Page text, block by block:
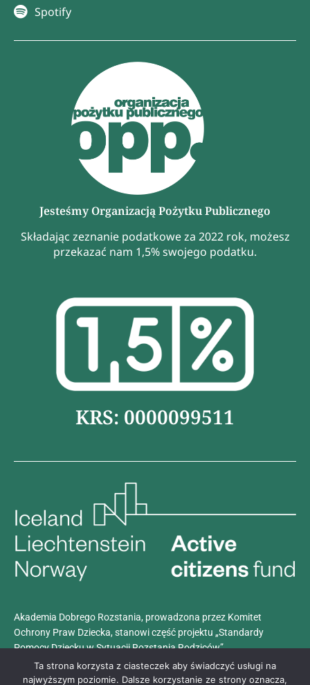
Spotify
Jesteśmy Organizacją Pożytku Publicznego
Składając zeznanie podatkowe za 2022 rok, możesz
przekazać nam 1,5% swojego podatku.
KRS: 0000099511
Akademia Dobrego Rozstania, prowadzona przez Komitet
Ochrony Praw Dziecka, stanowi część projektu „Standardy
Pomocy Dziecku w Sytuacji Rozstania Rodziców”.
Projekt realizowany jest z dotacji programuAktywni Obywatele –
Fundusz Krajowy, finansowanego przez Islandię, Liechtenstein i
Ta strona korzysta z ciasteczek aby świadczyć usługi na
najwyższym poziomie. Dalsze korzystanie ze strony oznacza,